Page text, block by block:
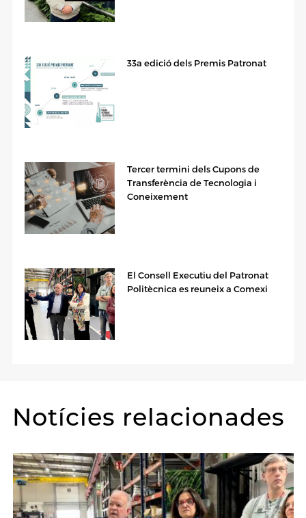
33a edició dels Premis Patronat
Tercer termini dels Cupons de
Transferència de Tecnologia i
Coneixement
El Consell Executiu del Patronat
Politècnica es reuneix a Comexi
Notícies relacionades